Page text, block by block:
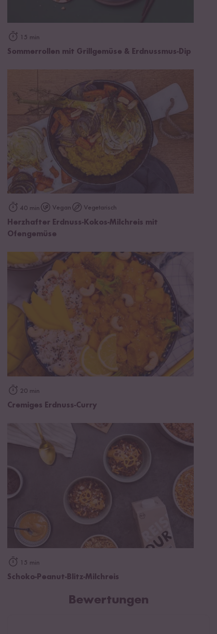
15 min
Sommerrollen mit Grillgemüse & Erdnussmus-Dip
40 min Vegan Vegetarisch
Herzhafter Erdnuss-Kokos-Milchreis mit
Ofengemüse
20 min
Cremiges Erdnuss-Curry
15 min
Schoko-Peanut-Blitz-Milchreis
Bewertungen